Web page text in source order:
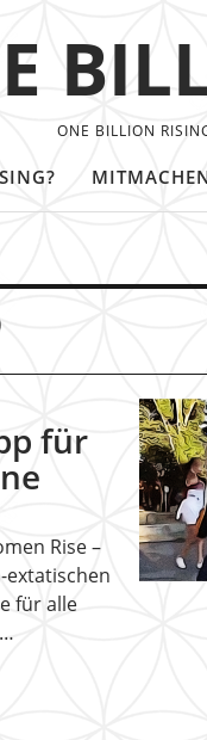
ONE BILLION
für
Rise –
extatischen
für alle